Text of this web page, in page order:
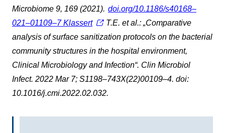
Microbiome 9, 169 (2021). doi.org/10.1186/s40168–
021–01109–7 Klassert
T.E. et al.: „Comparative
analysis of surface sanitization protocols on the bacterial
community structures in the hospital environment,
Clinical Microbiology and Infection“. Clin Microbiol
Infect. 2022 Mar 7; S1198–743X(22)00109–4. doi:
10.1016/j.cmi.2022.02.032.